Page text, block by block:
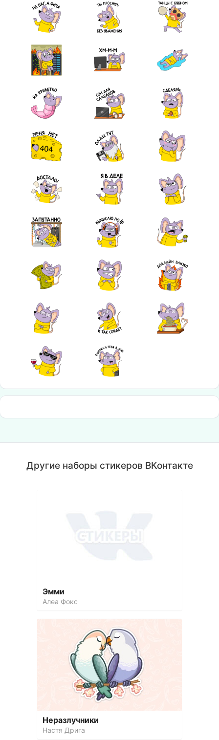
Другие наборы стикеров ВКонтакте
Эмми
Алеа Фокс
Неразлучники
Настя Дрига